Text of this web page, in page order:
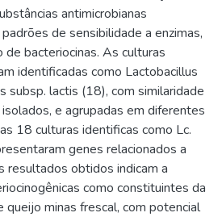
antimicrobianas
de sensibilidade a enzimas,
de bacteriocinas. As culturas
identificadas como Lactobacillus
subsp. lactis (18), com similaridade
e agrupadas em diferentes
18 culturas identificas como Lc.
genes relacionados a
resultados obtidos indicam a
como constituintes da
minas frescal, com potencial